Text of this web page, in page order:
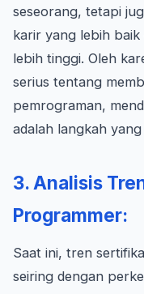
seseorang, tetapi
karir yang lebih
lebih tinggi. Oleh
serius tentang
pemrograman,
adalah langkah
3. Analisis
Programmer:
Saat ini, tren
seiring dengan